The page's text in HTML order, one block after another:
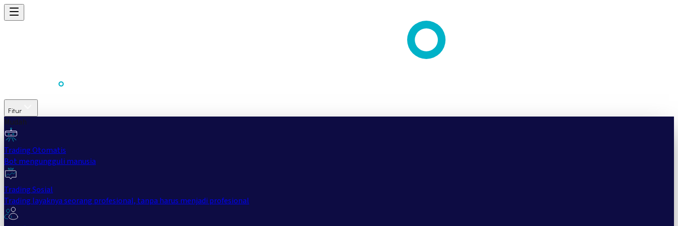
Fitur
Mudah
Trading Otomatis
Bot mengungguli manusia
Trading Sosial
Trading layaknya seorang profesional, tanpa harus menjadi profesional